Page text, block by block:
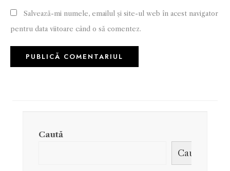
Salvează-mi numele, emailul și site-ul web în acest navigator
pentru data viitoare când o să comentez.
Caută
Caută